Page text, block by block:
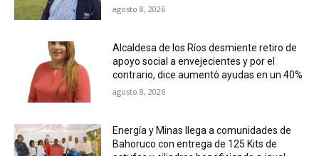
agosto 8, 2026
Alcaldesa de los Ríos desmiente retiro de
apoyo social a envejecientes y por el
contrario, dice aumentó ayudas en un 40%
agosto 8, 2026
Energía y Minas llega a comunidades de
Bahoruco con entrega de 125 Kits de